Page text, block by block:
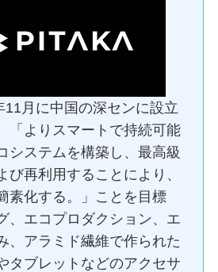
11月に中国の深センに設立
「よりスマートで持続可能
システムを構築し、最高級
び再利用することにより、
素化する。」ことを目標
、エコプロダクション、エ
、アラミド繊維で作られた
タブレットなどのアクセサ